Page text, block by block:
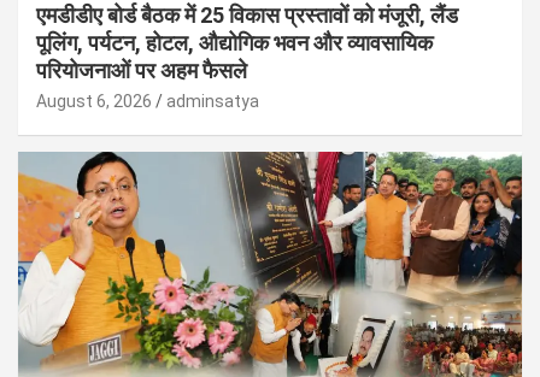
एमडीडीए बोर्ड बैठक में 25 विकास प्रस्तावों को मंजूरी, लैंड
पूलिंग, पर्यटन, होटल, औद्योगिक भवन और व्यावसायिक
परियोजनाओं पर अहम फैसले
August 6, 2026 adminsatya